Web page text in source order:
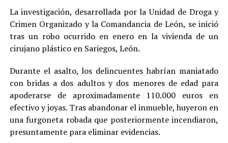
La investigación, desarrollada por la Unidad de Droga y
Crimen Organizado y la Comandancia de León, se inició
tras un robo ocurrido en enero en la vivienda de un
cirujano plástico en Sariegos, León.
Durante el asalto, los delincuentes habrían maniatado
con bridas a dos adultos y dos menores de edad para
apoderarse de aproximadamente 110.000 euros en
efectivo y joyas. Tras abandonar el inmueble, huyeron en
una furgoneta robada que posteriormente incendiaron,
presuntamente para eliminar evidencias.